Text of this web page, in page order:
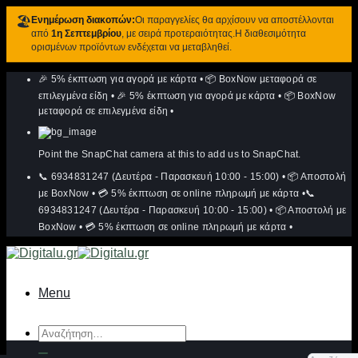
🏖️ Ενημέρωση διακοπών:Οι παραγγελίες θα αρχίσουν να αποστέλλονται
από 1η Σεπτεμβρίου, με σειρά προτεραιότητας.Η διαθεσιμότητα
ορισμένων προϊόντων ενδέχεται να μεταβληθεί.
περιεχόμενο
🎉 5% έκπτωση για αγορά με κάρτα • 📦 BoxNow μεταφορά σε
επιλεγμένα είδη • 🎉 5% έκπτωση για αγορά με κάρτα • 📦 BoxNow
μεταφορά σε επιλεγμένα είδη •
Point the SnapChat camera at this to add us to SnapChat.
📞 6934831247 (Δευτέρα - Παρασκευή 10:00 - 15:00) • 📦 Αποστολή
με BoxNow • 💳 5% έκπτωση σε online πληρωμή με κάρτα •📞
6934831247 (Δευτέρα - Παρασκευή 10:00 - 15:00) • 📦 Αποστολή με
BoxNow • 💳 5% έκπτωση σε online πληρωμή με κάρτα •
Menu
Αναζήτηση
για: